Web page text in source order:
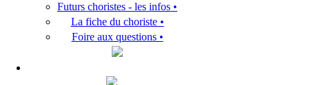
Futurs choristes - les infos •
La fiche du choriste •
Foire aux questions •